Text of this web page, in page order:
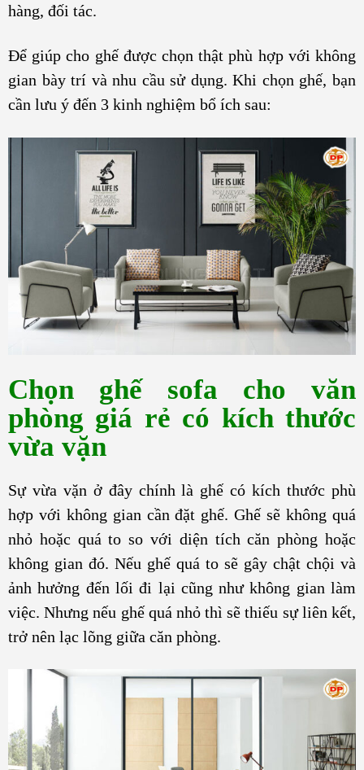
hàng, đối tác.
Để giúp cho ghế được chọn thật phù hợp với không
gian bày trí và nhu cầu sử dụng. Khi chọn ghế, bạn
cần lưu ý đến 3 kinh nghiệm bổ ích sau:
Chọn ghế sofa cho văn
phòng giá rẻ có kích thước
vừa vặn
Sự vừa vặn ở đây chính là ghế có kích thước phù
hợp với không gian cần đặt ghế. Ghế sẽ không quá
nhỏ hoặc quá to so với diện tích căn phòng hoặc
không gian đó. Nếu ghế quá to sẽ gây chật chội và
ảnh hưởng đến lối đi lại cũng như không gian làm
việc. Nhưng nếu ghế quá nhỏ thì sẽ thiếu sự liên kết,
trở nên lạc lõng giữa căn phòng.